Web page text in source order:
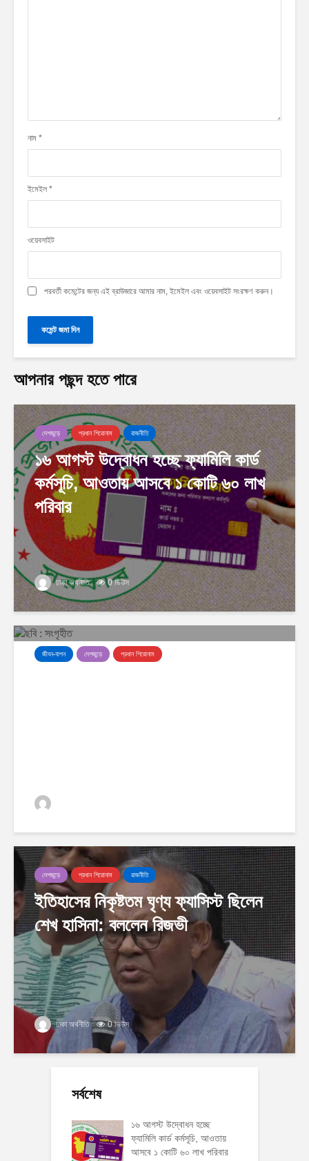
নাম *
ইমেইল *
ওয়েবসাইট
পরবর্তী কমেন্টের জন্য এই ব্রাউজারে আমার নাম, ইমেইল এবং ওয়েবসাইট সংরক্ষণ করুন।
আপনার পছন্দ হতে পারে
দেশজুড়ে প্রধান শিরোনাম রাজনীতি
১৬ আগস্ট উদ্বোধন হচ্ছে ফ্যামিলি কার্ড
কর্মসূচি, আওতায় আসবে ১ কোটি ৬০ লাখ
পরিবার
ঢাকা অর্থনীতি 0 ভিউস
জীবন-যাপন দেশজুড়ে প্রধান শিরোনাম
দেশজুড়ে প্রধান শিরোনাম রাজনীতি
ইতিহাসের নিকৃষ্টতম ঘৃণ্য ফ্যাসিস্ট ছিলেন
শেখ হাসিনা: বললেন রিজভী
ঢাকা অর্থনীতি 0 ভিউস
সর্বশেষ
১৬ আগস্ট উদ্বোধন হচ্ছে
ফ্যামিলি কার্ড কর্মসূচি, আওতায়
আসবে ১ কোটি ৬০ লাখ পরিবার